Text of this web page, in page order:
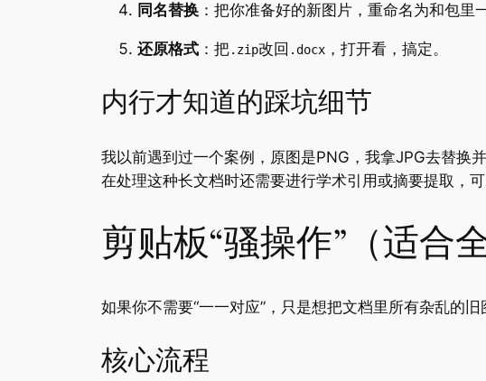
同名替换 ：把你准备好的新图片，重命名为和包里
还原格式 ：把.zip改回 .docx ，打开看，搞定。
内行才知道的踩坑细节
我以前遇到过一个案例，原图是PNG，我拿JPG去替换
在处理这种长文档时还需要进行学术引用或摘要提取，
剪贴板“骚操作”（适合
如果你不需要“一一对应”，只是想把文档里所有杂乱的
核心流程